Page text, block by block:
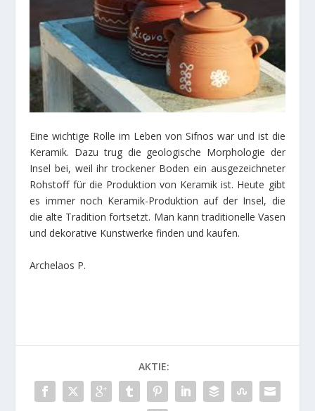
Eine wichtige Rolle im Leben von Sifnos war und ist die
Keramik. Dazu trug die geologische Morphologie der
Insel bei, weil ihr trockener Boden ein ausgezeichneter
Rohstoff für die Produktion von Keramik ist. Heute gibt
es immer noch Keramik-Produktion auf der Insel, die
die alte Tradition fortsetzt. Man kann traditionelle Vasen
und dekorative Kunstwerke finden und kaufen.
Archelaos P.
AKTIE: